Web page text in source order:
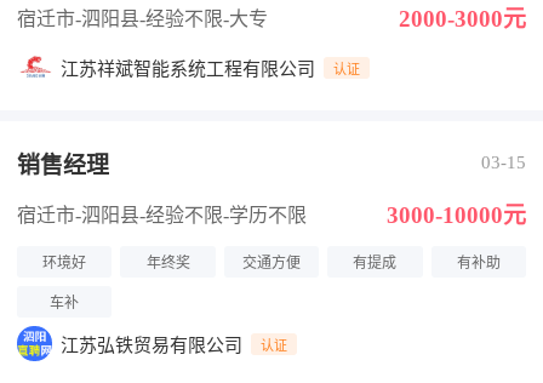
宿迁市-泗阳县-经验不限-大专 2000-3000元
江苏祥斌智能系统工程有限公司 认证
销售经理 03-15
宿迁市-泗阳县-经验不限-学历不限 3000-10000元
环境好 年终奖 交通方便 有提成 有补助
车补
江苏弘铁贸易有限公司 认证